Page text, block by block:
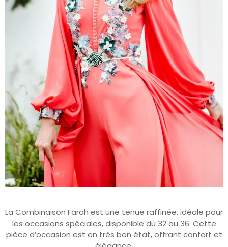
La Combinaison Farah est une tenue raffinée, idéale pour
les occasions spéciales, disponible du 32 au 36. Cette
pièce d’occasion est en très bon état, offrant confort et